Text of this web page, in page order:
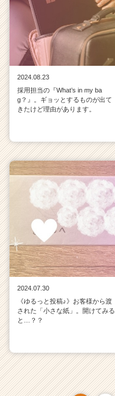
2024.08.23
採用担当の『What’s in my ba
g？』。ギョッとするものが出て
きたけど理由があります。
2024.07.30
《ゆるっと投稿♪》お客様から渡
された「小さな紙」。開けてみる
と…？？